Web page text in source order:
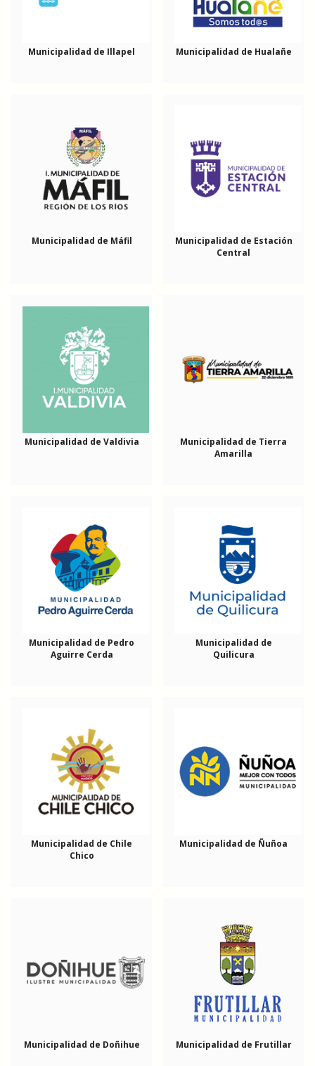
Municipalidad de Illapel Municipalidad de Hualañe
Municipalidad de Máfil
Municipalidad de Estación
Central
Municipalidad de Valdivia
Municipalidad de Tierra
Amarilla
Municipalidad de Pedro
Aguirre Cerda
Municipalidad de
Quilicura
Municipalidad de Chile
Chico
Municipalidad de Ñuñoa
Municipalidad de Doñihue Municipalidad de Frutillar